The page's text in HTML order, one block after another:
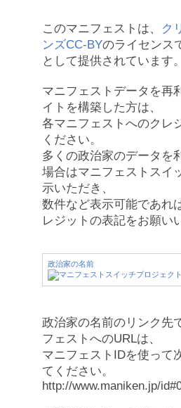
このマニフェストは、
ク
ンズCC-BYのライセンス
として提供されています。
マニフェストデータを再
イトを構築した方は、
各マニフェストへのクレ
ください。
多くの政治家のデータを
場合はマニフェストスイ
示いただき、
数件など表示可能であれ
レジットの表記をお願い
政治家の名前
政治家の名前のリンク先
フェストへのURLは、
マニフェストIDを使って
てください。
http://www.maniken.jp/